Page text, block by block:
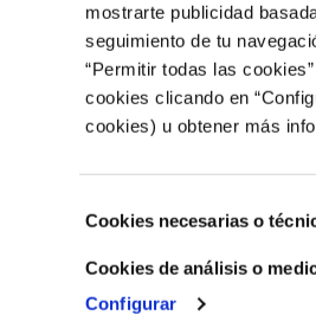
mostrarte publicidad
seguimiento de tu
“Permitir todas las
cookies clicando en
cookies) u obtener más
de
consentimiento
Cookies necesarias o
Cookies de análisis o
Configurar
Consumidor: 902 566 522
ACCEDER